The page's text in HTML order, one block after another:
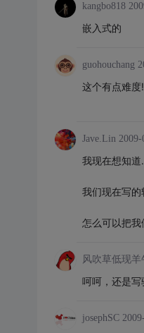
kangbo818
嵌入式的
guohouchang
这个有点难度
Jave.Lin 2009-
我现在想知道
我们现在写的
怎么可以把
风吹草低现羊
呵呵，还是写
josephSC